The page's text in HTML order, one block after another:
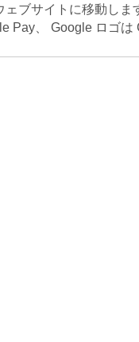
ェブサイトに移動しま
Pay、 Google ロゴは